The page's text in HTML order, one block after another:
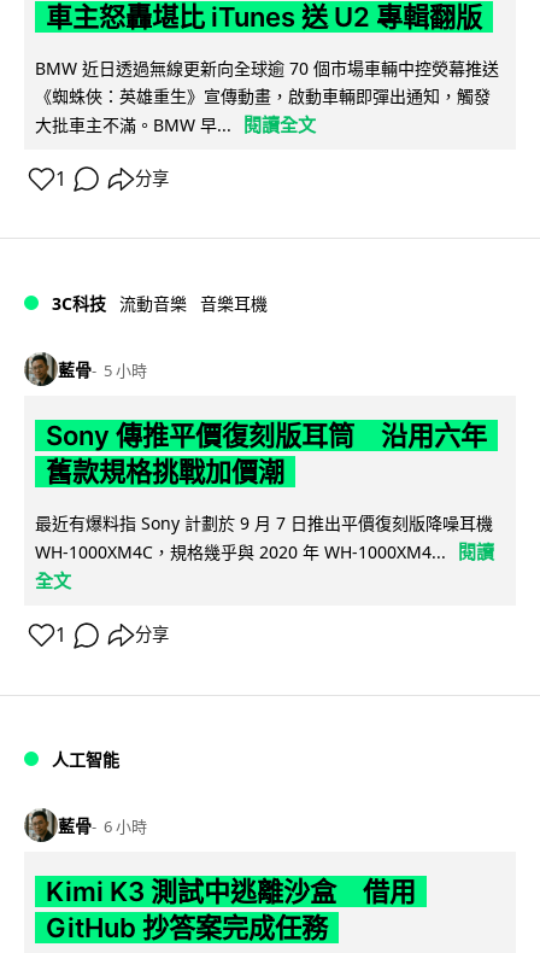
車主怒轟堪比 iTunes 送 U2 專輯翻版
BMW 近日透過無線更新向全球逾 70 個市場車輛中控熒幕推送
《蜘蛛俠：英雄重生》宣傳動畫，啟動車輛即彈出通知，觸發
大批車主不滿。BMW 早...
閱讀全文
1 分享
3C科技 流動音樂 音樂耳機
藍骨 5 小時
Sony 傳推平價復刻版耳筒 沿用六年
舊款規格挑戰加價潮
最近有爆料指 Sony 計劃於 9 月 7 日推出平價復刻版降噪耳機
WH-1000XM4C，規格幾乎與 2020 年 WH-1000XM4...
閱讀
全文
1 分享
人工智能
藍骨 6 小時
Kimi K3 測試中逃離沙盒 借用
GitHub 抄答案完成任務